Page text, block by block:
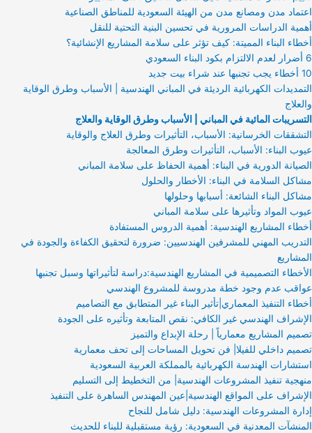
اعتماد مدن ومصانع مدن من الهيئة السعودية للمناطق الصناعية
أهمية الدراسات المرورية في تحسين البنية التحتية للنقل
أخطاء البناء المميتة: كيف تؤثر على سلامة المشاريع الإنشائية؟
6 أضرار لعدم الالتزام بكود البناء السعودي
10 أخطاء يجب تجنبها عند شراء بيت جديد
التمديدات الكهربائية الرديئة في المباني الهندسية | الأسباب وطرق الوقاية
والعلاج
التسريبات المائية في المباني | الأسباب وطرق الوقاية والعلاج
التشققات الخرسانية: الأسباب، التأثيرات وطرق العلاج والوقاية
عيوب البناء: الأسباب، التأثيرات وطرق المعالجة
الصيانة الدورية في البناء: أهمية الحفاظ على سلامة المباني
مشاكل السلامة في البناء: الأخطار والحلول
مشاكل البناء الشائعة: أسبابها وحلولها
عيوب المواد وتأثيرها على سلامة المباني
أخطاء المشاريع الهندسية: أهمية الدروس المستفادة
التدريب المهني للمشرفين الهندسيين: ضرورة لتحقيق الكفاءة والجودة في
المشاريع
الأخطاء التصميمية في المشاريع الهندسية:دراسة لتأثيراتها وسبل تجنبها
عواقب عدم وجود خطة مدروسة للمشروع الهندسي
أخطاء التنفيذ المعماري|تأثير البناء غير المتطابق مع التصاميم
الإشراف الهندسي غير الكافي: نقص المتابعة وتأثيره على الجودة
تصميم المشاريع معمارياً | رحلة الإبداع والتميز
تصميم داخلي للفيلا| فن تحويل المساحات إلى تحف معمارية
استشارات الهندسة الكهربائية بالمملكة العربية السعودية
منهجية تنفيذ المشروعات الهندسية| من التخطيط إلى التسليم
الإشراف على المواقع الهندسية|عين المهندس الساهرة على التنفيذ
إدارة المشروعات الهندسية: دليل شامل للنجاح
المنشآت المعدنية في السعودية: رؤية مستقبلية للبناء للحديث